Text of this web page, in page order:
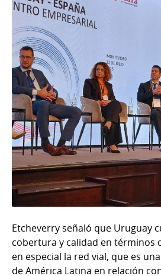
Etcheverry señaló que Uruguay
cobertura y calidad en términos
en especial la red vial, que es
de América Latina en relación